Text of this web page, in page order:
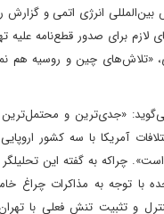
انرژی اتمی و گزارش
لازم برای صدور قطع‌نامه علیه
«تلاش‌های چین و روسیه هم
«جدی‌ترین و محتمل‌ترین
آمریکا با سه کشور
چرا‌که به گفته این تحلیلگر
با توجه به مذاکرات چراغ
و تثبیت تنش فعلی با